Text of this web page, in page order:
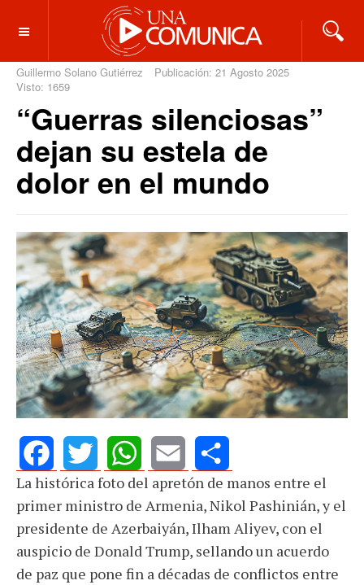
OFF CANVAS
Guillermo Solano Gutiérrez
Publicación: 21 Agosto 2025
Visto: 1659
“Guerras silenciosas”
dejan su estela de
dolor en el mundo
FacebookTwitterWhatsAppEmail Share
La histórica foto del apretón de manos entre el
primer ministro de Armenia, Nikol Pashinián, y el
presidente de Azerbaiyán, Ilham Aliyev, con el
auspicio de Donald Trump, sellando un acuerdo
de paz que pone fin a décadas de conflictos entre